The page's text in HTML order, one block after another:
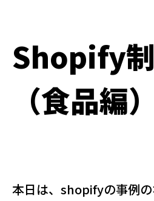
Shopify
（食品編）
本日は、shopifyの事例